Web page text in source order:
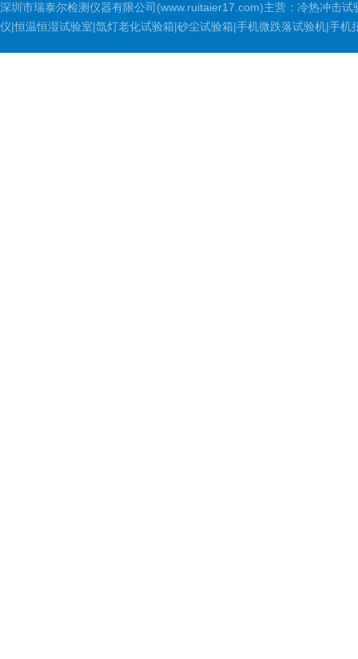
深圳市瑞泰尔检测仪器有限公司(www.ruitaier17.com)主营：冷热冲击
仪|恒温恒湿试验室|氙灯老化试验箱|砂尘试验箱|手机微跌落试验机|手机